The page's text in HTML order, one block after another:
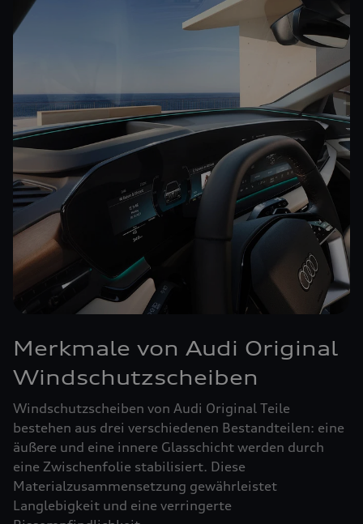
Merkmale von Audi Original
Windschutzscheiben
Windschutzscheiben von Audi Original Teile
bestehen aus drei verschiedenen Bestandteilen: eine
äußere und eine innere Glasschicht werden durch
eine Zwischenfolie stabilisiert. Diese
Materialzusammensetzung gewährleistet
Langlebigkeit und eine verringerte